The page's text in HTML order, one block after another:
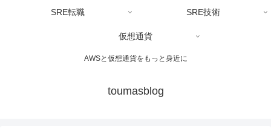
AWSと仮想通貨をもっと身近に
toumasblog
SRE転職 SRE技術
仮想通貨